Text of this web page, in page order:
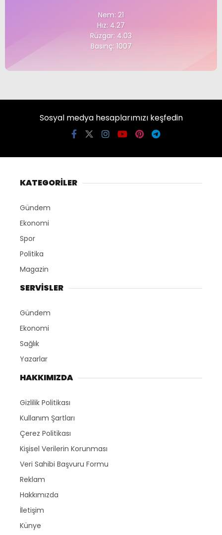
Nem: 21
Hız: 4.27
Rüzgar: 4.03
Basınç: 1007
Sosyal medya hesaplarımızı keşfedin
KATEGORİLER
Gündem
Ekonomi
Spor
Politika
Magazin
SERVİSLER
Gündem
Ekonomi
Sağlık
Yazarlar
HAKKIMIZDA
Gizlilik Politikası
Kullanım Şartları
Çerez Politikası
Kişisel Verilerin Korunması
Veri Sahibi Başvuru Formu
Reklam
Hakkımızda
İletişim
Künye